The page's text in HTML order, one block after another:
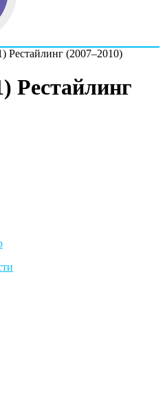
Рестайлинг (2007–2010)
Рестайлинг